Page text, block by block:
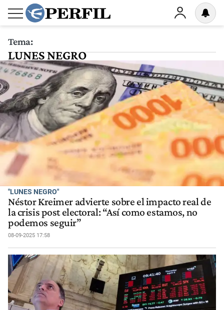
Tema:
LUNES NEGRO
"LUNES NEGRO"
Néstor Kreimer advierte sobre el impacto real de
la crisis post electoral: “Así como estamos, no
podemos seguir”
08-09-2025 17:58